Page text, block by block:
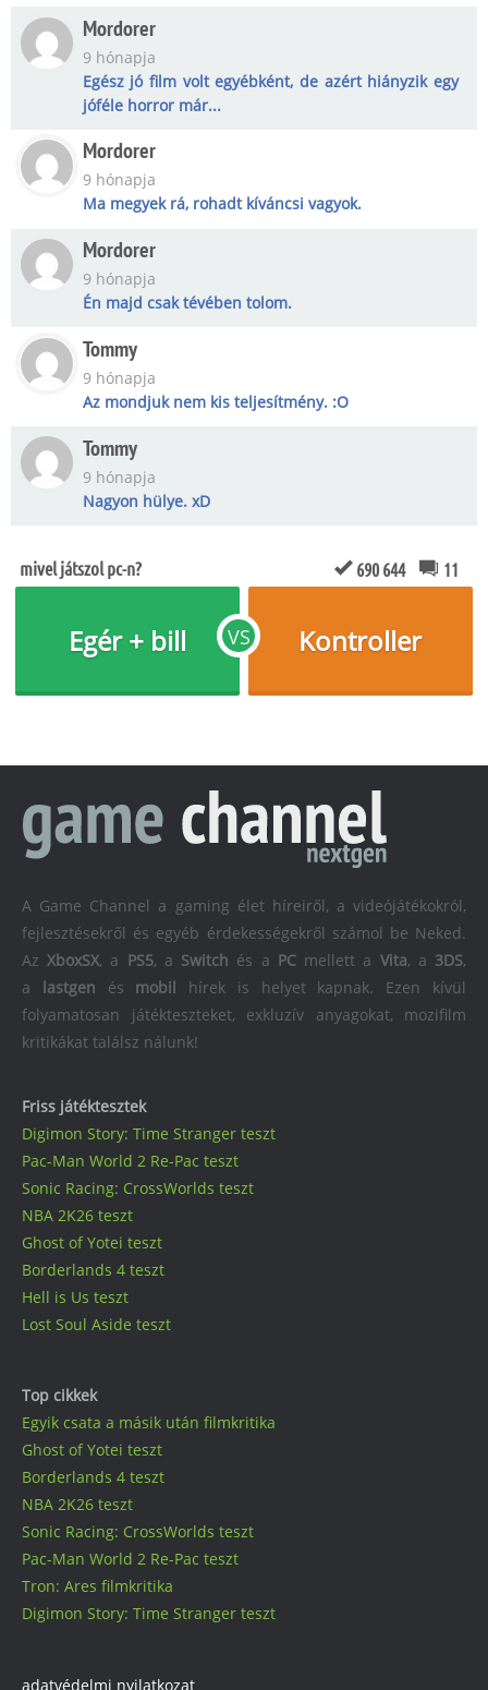
Mordorer
9 hónapja
Egész jó film volt egyébként, de azért hiányzik egy
jóféle horror már...
Mordorer
9 hónapja
Ma megyek rá, rohadt kíváncsi vagyok.
Mordorer
9 hónapja
Én majd csak tévében tolom.
Tommy
9 hónapja
Az mondjuk nem kis teljesítmény. :O
Tommy
9 hónapja
Nagyon hülye. xD
mivel játszol pc-n? 690 644 11
VS
Egér + bill Kontroller
Friss játéktesztek
Digimon Story: Time Stranger teszt
Pac-Man World 2 Re-Pac teszt
Sonic Racing: CrossWorlds teszt
NBA 2K26 teszt
Ghost of Yotei teszt
Borderlands 4 teszt
Hell is Us teszt
Lost Soul Aside teszt
Top cikkek
Egyik csata a másik után filmkritika
Ghost of Yotei teszt
Borderlands 4 teszt
NBA 2K26 teszt
Sonic Racing: CrossWorlds teszt
Pac-Man World 2 Re-Pac teszt
Tron: Ares filmkritika
Digimon Story: Time Stranger teszt
A Game Channel a gaming élet híreiről, a videójátékokról,
fejlesztésekről és egyéb érdekességekről számol be Neked.
AzXboxSX, a PS5, a Switch és a PCmellett a Vita, a 3DS,
a
lastgen és mobil
hírek is helyet kapnak. Ezen kívül
folyamatosan játékteszteket, exkluzív anyagokat, mozifilm
kritikákat találsz nálunk!
adatvédelmi nyilatkozat